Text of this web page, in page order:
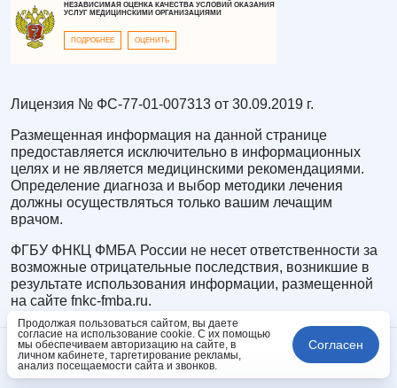
НЕЗАВИСИМАЯ ОЦЕНКА КАЧЕСТВА УСЛОВИЙ ОКАЗАНИЯ
УСЛУГ МЕДИЦИНСКИМИ ОРГАНИЗАЦИЯМИ
ПОДРОБНЕЕ ОЦЕНИТЬ
Лицензия № ФС-77-01-007313 от 30.09.2019 г.
Размещенная информация на данной странице
предоставляется исключительно в информационных
целях и не является медицинскими рекомендациями.
Определение диагноза и выбор методики лечения
должны осуществляться только вашим лечащим
врачом.
ФГБУ ФНКЦ ФМБА России не несет ответственности за
возможные отрицательные последствия, возникшие в
результате использования информации, размещенной
на сайте fnkc-fmba.ru.
Продолжая пользоваться сайтом, вы даете
согласие на использование cookie. С их помощью
мы обеспечиваем авторизацию на сайте, в
личном кабинете, таргетирование рекламы,
анализ посещаемости сайта и звонков.
Согласен